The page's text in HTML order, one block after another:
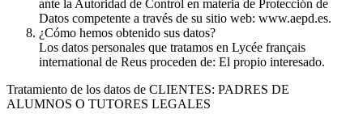
ante la Autoridad de Control en materia de Protección de
Datos competente a través de su sitio web: www.aepd.es.
¿Cómo hemos obtenido sus datos?
Los datos personales que tratamos en Lycée français
international de Reus proceden de: El propio interesado.
Tratamiento de los datos de CLIENTES: PADRES DE
ALUMNOS O TUTORES LEGALES